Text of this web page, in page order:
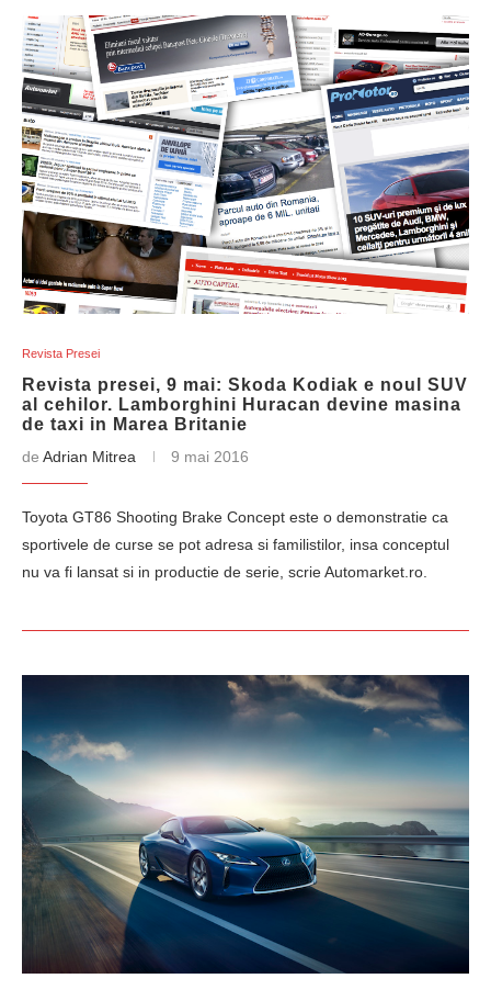
Revista Presei
Revista presei, 9 mai: Skoda Kodiak e noul SUV
al cehilor. Lamborghini Huracan devine masina
de taxi in Marea Britanie
de Adrian Mitrea 9 mai 2016
Toyota GT86 Shooting Brake Concept este o demonstratie ca
sportivele de curse se pot adresa si familistilor, insa conceptul
nu va fi lansat si in productie de serie, scrie Automarket.ro.